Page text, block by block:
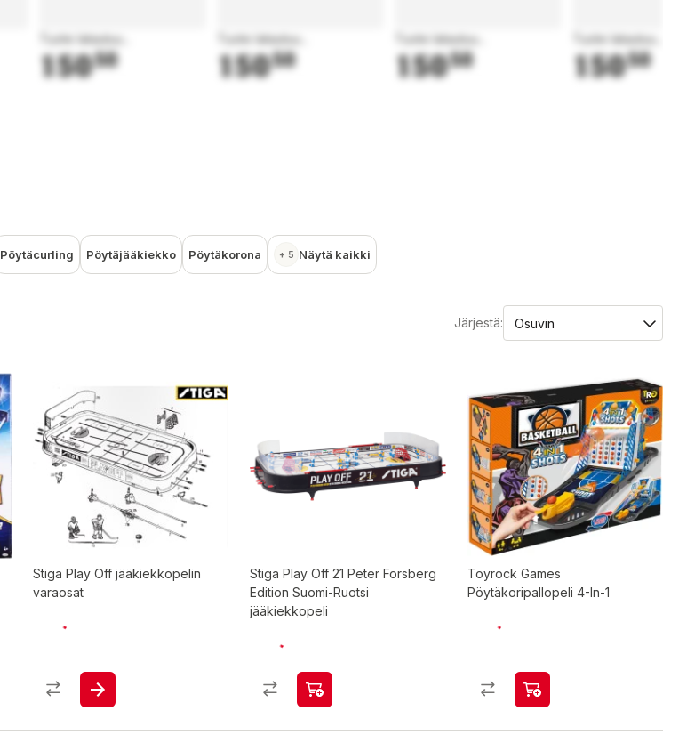
Tuote latautuu...
15050
Tuote latautuu...
15050
Tuote latautuu...
15050
Tuote latautuu...
15050
Pöytäcurling Pöytäjääkiekko Pöytäkorona + 5 Näytä kaikki
Järjestä:
Stiga Play Off jääkiekkopelin
varaosat
Stiga Play Off 21 Peter Forsberg
Edition Suomi-Ruotsi
jääkiekkopeli
Toyrock Games
Pöytäkoripallopeli 4-In-1